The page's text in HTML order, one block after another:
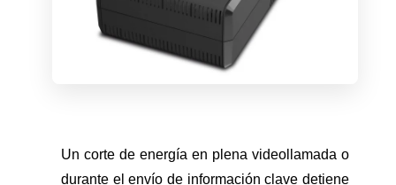
Un corte de energía en plena videollamada o
durante el envío de información clave detiene